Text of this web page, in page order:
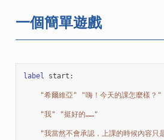
一個簡單遊戲
label start :
"希爾維亞" "嗨！今天的課怎麼樣？"
"我" "挺好的……"
"我當然不會承認，上課的時候內容只